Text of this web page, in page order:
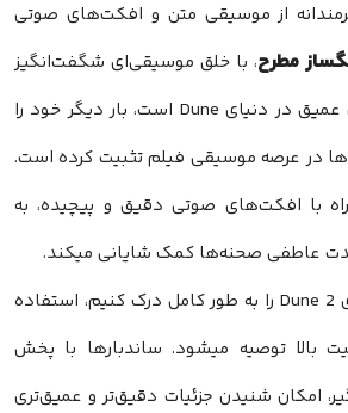
از موسیقی متن و افکت‌های صوتی
مطرح، با خلق موسیقی‌ای شگفت‌انگیز
که نویدبخش غوطه‌وری عمیق در دنیای Dune است، بار دیگر خود را
در عرصه موسیقی فیلم تثبیت کرده است.
با افکت‌های صوتی دقیق و پیچیده، به
عاطفی صحنه‌ها کمک شایانی میکند.
برای آنکه تجربه شنیداری Dune 2 را به طور کامل درک کنیم، استفاده
بالا توصیه میشود. ساندبارها با پخش
امکان شنیدن جزئیات دقیق‌تر و عمیق‌تری